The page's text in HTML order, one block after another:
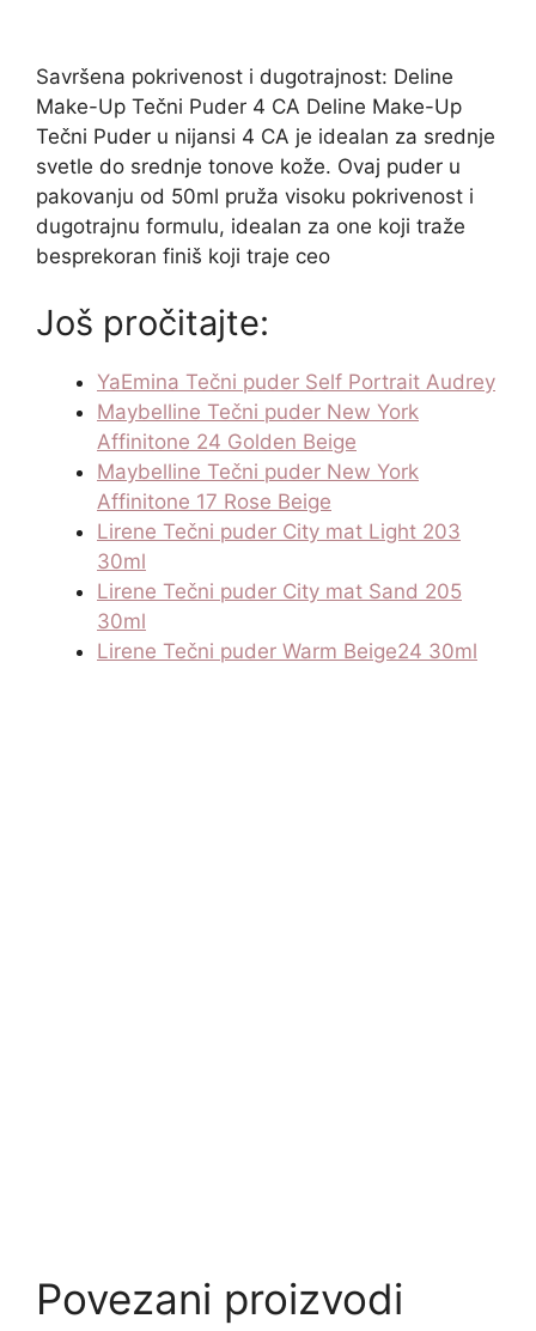
Savršena pokrivenost i dugotrajnost: Deline
Make-Up Tečni Puder 4 CA Deline Make-Up
Tečni Puder u nijansi 4 CA je idealan za srednje
svetle do srednje tonove kože. Ovaj puder u
pakovanju od 50ml pruža visoku pokrivenost i
dugotrajnu formulu, idealan za one koji traže
besprekoran finiš koji traje ceo
Još pročitajte:
YaEmina Tečni puder Self Portrait Audrey
Maybelline Tečni puder New York
Affinitone 24 Golden Beige
Maybelline Tečni puder New York
Affinitone 17 Rose Beige
Lirene Tečni puder City mat Light 203
30ml
Lirene Tečni puder City mat Sand 205
30ml
Lirene Tečni puder Warm Beige24 30ml
Povezani proizvodi